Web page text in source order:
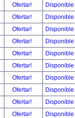
Ofertar!
Disponible
Ofertar!
Disponible
Ofertar!
Disponible
Ofertar!
Disponible
Ofertar!
Disponible
Ofertar!
Disponible
Ofertar!
Disponible
Ofertar!
Disponible
Ofertar!
Disponible
Ofertar!
Disponible